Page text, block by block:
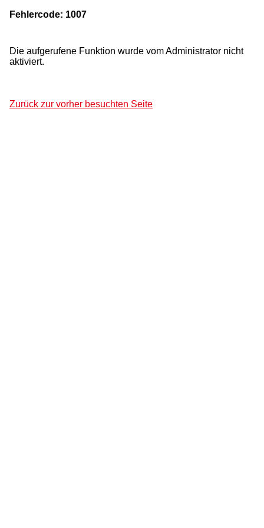
Fehlercode: 1007
Die aufgerufene Funktion wurde vom Administrator nicht
aktiviert.
Zurück zur vorher besuchten Seite